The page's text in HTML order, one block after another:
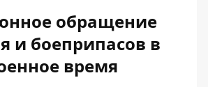
обращение
и боеприпасов в
время